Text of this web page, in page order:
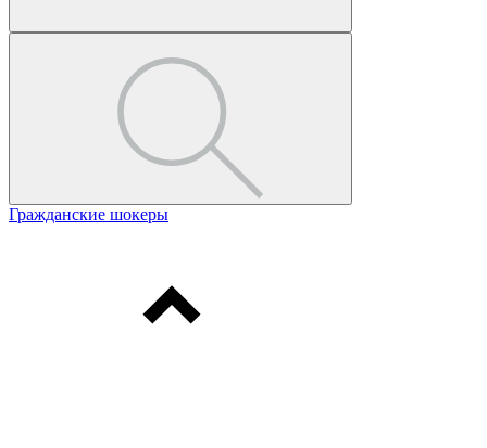
Гражданские шокеры